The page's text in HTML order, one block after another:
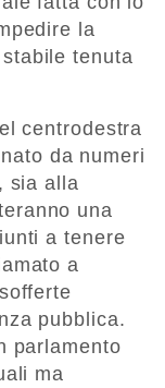
la
tenuta
centrodestra
da numeri
sia alla
una
a tenere
a
pubblica.
parlamento
ma